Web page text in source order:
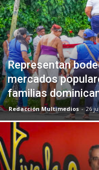
Representan
mercados
familias
Redacción Multimedios - 26